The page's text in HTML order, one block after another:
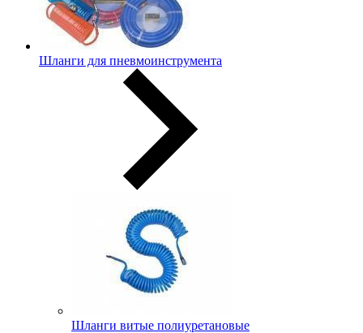
Шланги для пневмоинструмента
Шланги витые полиуретановые